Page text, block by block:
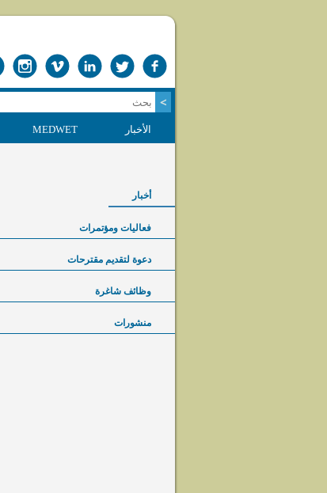
الأخبار MEDWET
أخبار
فعاليات ومؤتمرات
دعوة لتقديم مقترحات
وظائف شاغرة
منشورات